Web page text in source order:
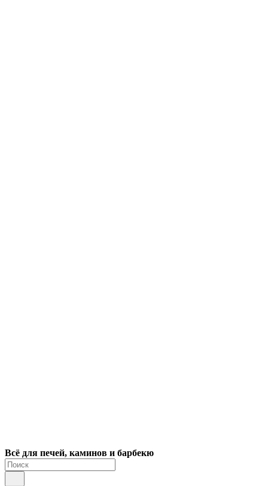
Всё для печей, каминов и барбекю